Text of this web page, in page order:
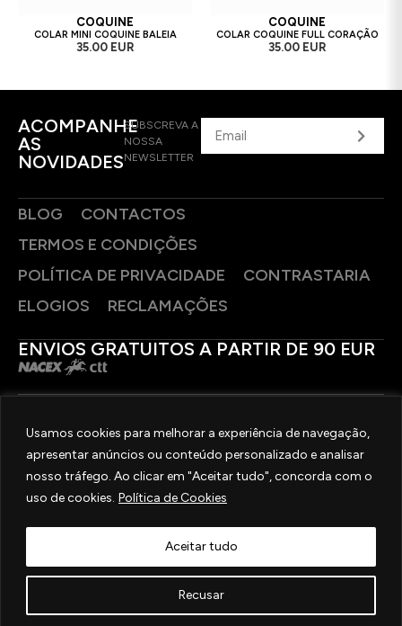
Usamos cookies para melhorar a experiência de navegação,
apresentar anúncios ou conteúdo personalizado e analisar
nosso tráfego. Ao clicar em "Aceitar tudo", concorda com o
uso de cookies. Política de Cookies
Recusar
Aceitar tudo
COQUINE
COLAR MINI COQUINE BALEIA
35.00 EUR
COQUINE
COLAR COQUINE FULL CORAÇÃO
35.00 EUR
ACOMPANHE
AS
NOVIDADES
SUBSCREVA A
NOSSA
NEWSLETTER
BLOG
CONTACTOS
TERMOS E CONDIÇÕES
POLÍTICA DE PRIVACIDADE
CONTRASTARIA
ELOGIOS
RECLAMAÇÕES
ENVIOS GRATUITOS A PARTIR DE 90 EUR
SIGA-NOS
2025 © OURIVESARIA FRADIZELA